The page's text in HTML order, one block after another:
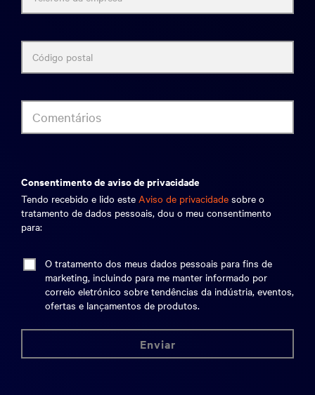
Código postal
Comentários
consentimento de aviso de privacidade
Tendo recebido e lido este Aviso de privacidade sobre o
tratamento de dados pessoais, dou o meu consentimento
para:
O tratamento dos meus dados pessoais para fins de
marketing, incluindo para me manter informado por
correio eletrónico sobre tendências da indústria, eventos,
ofertas e lançamentos de produtos.
enviar